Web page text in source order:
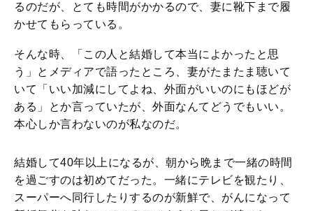
るのだが、とても時間がかかるので、妻に靴下まで履
かせてもらっている。
そんな時、「この人と結婚して本当によかったと思
う」とメディアで語ったところ、妻がたまたま聴いて
いて「いい加減にしてよね、外面がいいのにもほどが
ある」とか言っていたが、外面なんてどうでもいい。
本心しか言わないのが私なのだ。
結婚して40年以上になるが、朝から晩まで一緒の時間
を過ごすのは初めてだった。一緒にテレビを観たり、
スーパーへ同行したりするのが新鮮で、がんになって